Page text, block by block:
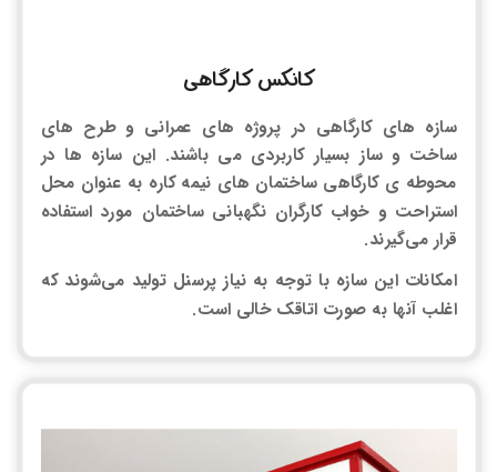
کانکس کارگاهی
سازه های کارگاهی در پروژه های عمرانی و طرح های
ساخت و ساز بسیار کاربردی می باشند. این سازه ها در
محوطه ی کارگاهی ساختمان های نیمه کاره به عنوان محل
استراحت و خواب کارگران نگهبانی ساختمان مورد استفاده
قرار می‌گیرند.
امکانات این سازه با توجه به نیاز پرسنل تولید می‌شوند که
اغلب آنها به صورت اتاقک خالی است.